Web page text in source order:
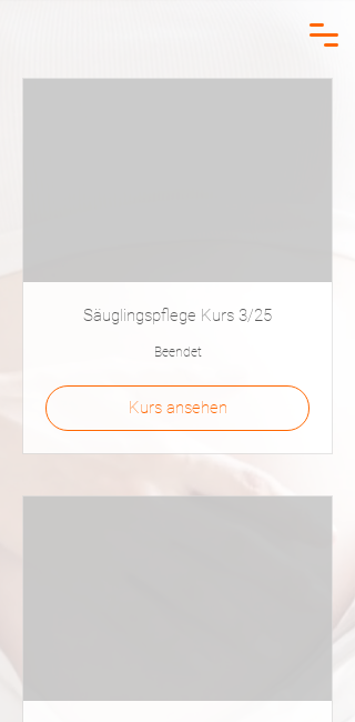
Säuglingspflege Kurs 3/25
Beendet
Kurs ansehen